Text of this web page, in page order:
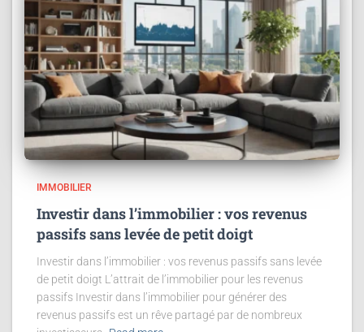
IMMOBILIER
Investir dans l’immobilier : vos revenus
passifs sans levée de petit doigt
Investir dans l’immobilier : vos revenus passifs sans levée
de petit doigt L’attrait de l’immobilier pour les revenus
passifs Investir dans l’immobilier pour générer des
revenus passifs est un rêve partagé par de nombreux